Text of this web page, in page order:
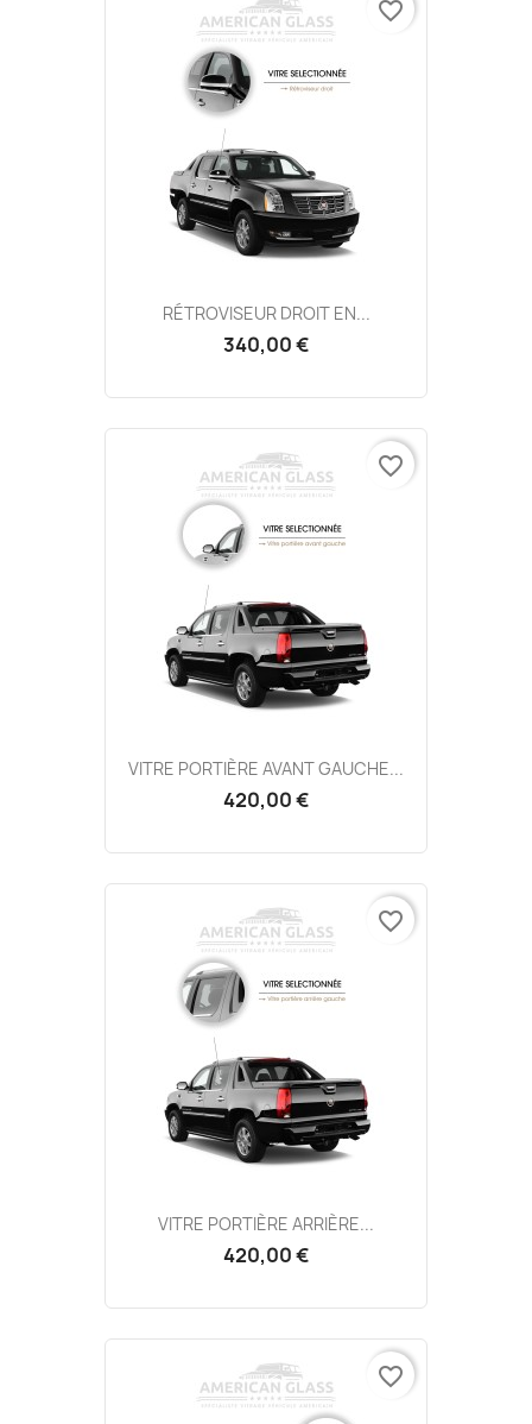
RÉTROVISEUR DROIT EN...
340,00 €
favorite_border
VITRE PORTIÈRE AVANT GAUCHE...
420,00 €
favorite_border
VITRE PORTIÈRE ARRIÈRE...
420,00 €
favorite_border
favorite_border